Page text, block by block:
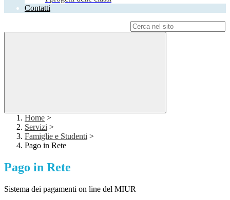
Contatti
Home >
Servizi >
Famiglie e Studenti >
Pago in Rete
Pago in Rete
Sistema dei pagamenti on line del MIUR